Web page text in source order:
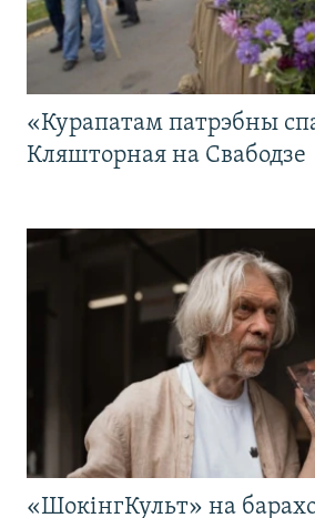
«Курапатам патрэбны
Кляшторная на Свабодзе
«ШокінгКульт» на